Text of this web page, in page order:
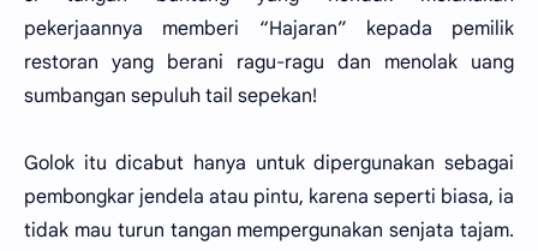
pekerjaannya memberi “Hajaran” kepada pemilik
restoran yang berani ragu-ragu dan menolak uang
sumbangan sepuluh tail sepekan!
Golok itu dicabut hanya untuk dipergunakan sebagai
pembongkar jendela atau pintu, karena seperti biasa, ia
tidak mau turun tangan mempergunakan senjata tajam.